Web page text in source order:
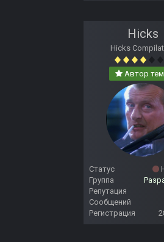
Hicks
Hicks
Автор
Статус
Группа
Репутация
Сообщений
Регистрация